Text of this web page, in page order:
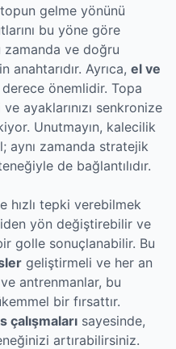
gelme yönünü
bu yöne göre
zamanda ve doğru
Ayrıca, el ve
önemlidir. Topa
ayaklarınızı senkronize
Unutmayın, kalecilik
aynı zamanda stratejik
de bağlantılıdır.
hızlı tepki verebilmek
yön değiştirebilir ve
golle sonuçlanabilir. Bu
geliştirmeli ve her an
antrenmanlar, bu
bir fırsattır.
çalışmaları sayesinde,
artırabilirsiniz.